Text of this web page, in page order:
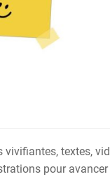
vivifiantes, textes,
pour